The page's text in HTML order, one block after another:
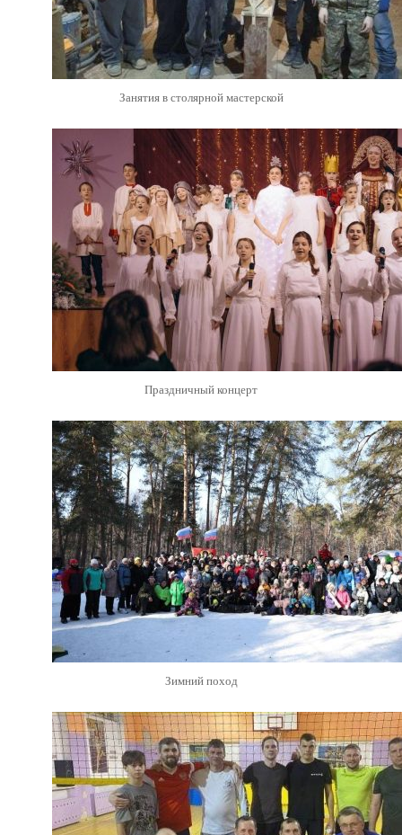
Занятия в столярной мастерской
Праздничный концерт
Зимний поход